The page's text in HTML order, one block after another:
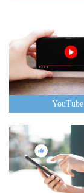
YouTube